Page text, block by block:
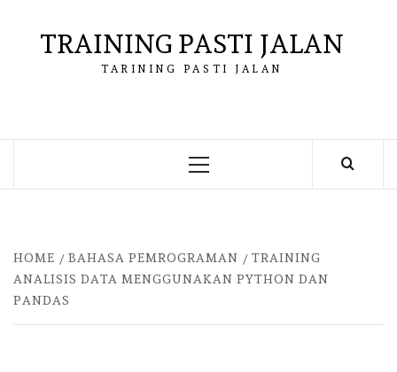
contentTRAINING PASTI JALAN
TARINING PASTI JALAN
Primary
HOME BAHASA PEMROGRAMAN
TRAINING
ANALISIS DATA MENGGUNAKAN PYTHON DAN
PANDAS